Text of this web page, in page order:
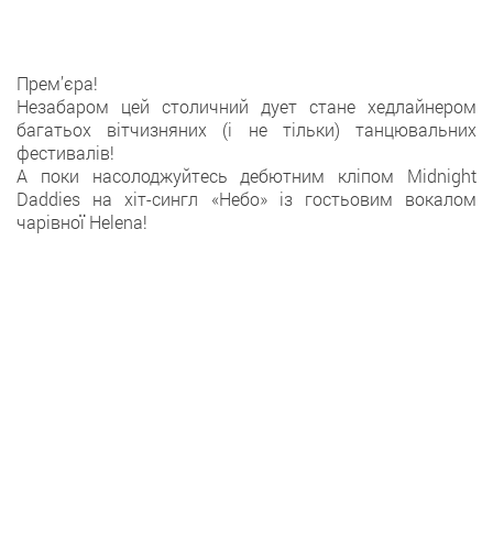
Прем’єра!
Незабаром цей столичний дует стане хедлайнером
багатьох вітчизняних (і не тільки) танцювальних
фестивалів!
А поки насолоджуйтесь дебютним кліпом Midnight
Daddies на хіт-сингл «Небо» із гостьовим вокалом
чарівної Helena!